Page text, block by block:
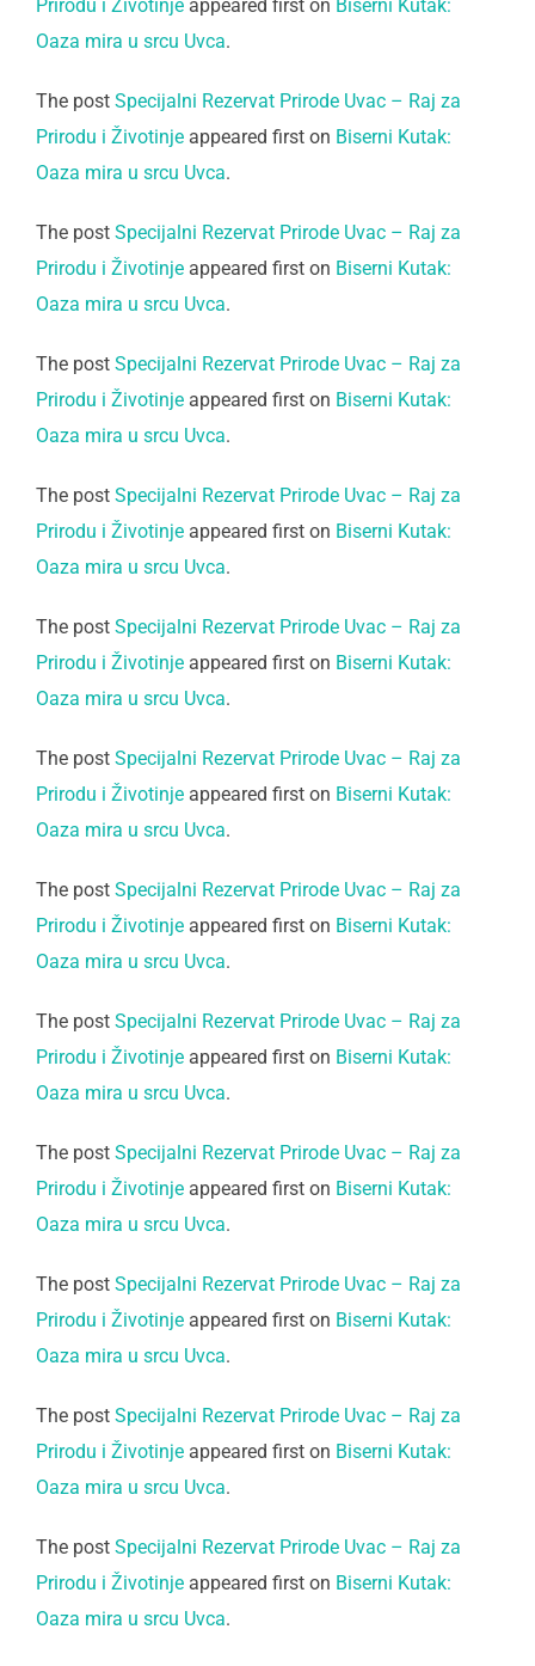
Prirodu i Životinje appeared first on Biserni Kutak:
Oaza mira u srcu Uvca.
The post Specijalni Rezervat Prirode Uvac – Raj za
Prirodu i Životinje appeared first on Biserni Kutak:
Oaza mira u srcu Uvca.
The post Specijalni Rezervat Prirode Uvac – Raj za
Prirodu i Životinje appeared first on Biserni Kutak:
Oaza mira u srcu Uvca.
The post Specijalni Rezervat Prirode Uvac – Raj za
Prirodu i Životinje appeared first on Biserni Kutak:
Oaza mira u srcu Uvca.
The post Specijalni Rezervat Prirode Uvac – Raj za
Prirodu i Životinje appeared first on Biserni Kutak:
Oaza mira u srcu Uvca.
The post Specijalni Rezervat Prirode Uvac – Raj za
Prirodu i Životinje appeared first on Biserni Kutak:
Oaza mira u srcu Uvca.
The post Specijalni Rezervat Prirode Uvac – Raj za
Prirodu i Životinje appeared first on Biserni Kutak:
Oaza mira u srcu Uvca.
The post Specijalni Rezervat Prirode Uvac – Raj za
Prirodu i Životinje appeared first on Biserni Kutak:
Oaza mira u srcu Uvca.
The post Specijalni Rezervat Prirode Uvac – Raj za
Prirodu i Životinje appeared first on Biserni Kutak:
Oaza mira u srcu Uvca.
The post Specijalni Rezervat Prirode Uvac – Raj za
Prirodu i Životinje appeared first on Biserni Kutak:
Oaza mira u srcu Uvca.
The post Specijalni Rezervat Prirode Uvac – Raj za
Prirodu i Životinje appeared first on Biserni Kutak:
Oaza mira u srcu Uvca.
The post Specijalni Rezervat Prirode Uvac – Raj za
Prirodu i Životinje appeared first on Biserni Kutak:
Oaza mira u srcu Uvca.
The post Specijalni Rezervat Prirode Uvac – Raj za
Prirodu i Životinje appeared first on Biserni Kutak:
Oaza mira u srcu Uvca.